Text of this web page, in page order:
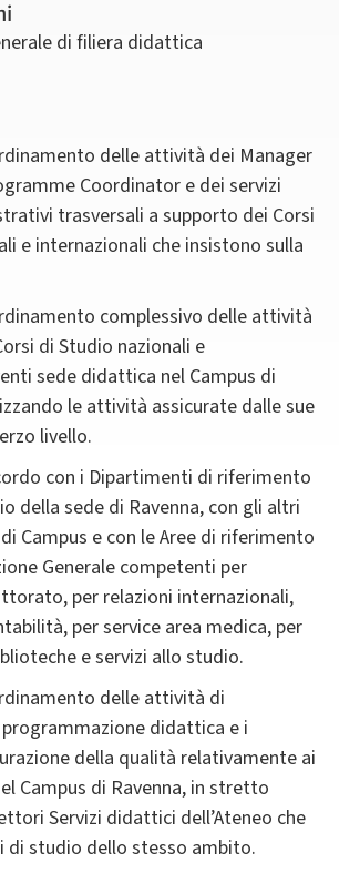
di filiera didattica
delle attività dei Manager
Coordinator e dei servizi
trasversali a supporto dei Corsi
e internazionali che insistono sulla
complessivo delle attività
di Studio nazionali e
sede didattica nel Campus di
le attività assicurate dalle sue
livello.
con i Dipartimenti di riferimento
della sede di Ravenna, con gli altri
Campus e con le Aree di riferimento
Generale competenti per
per relazioni internazionali,
per service area medica, per
e servizi allo studio.
delle attività di
didattica e i
della qualità relativamente ai
Campus di Ravenna, in stretto
Servizi didattici dell’Ateneo che
di studio dello stesso ambito.